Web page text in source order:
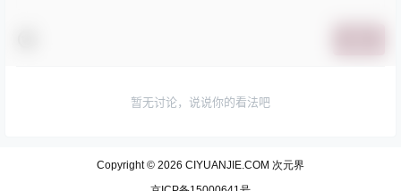
暂无讨论，说说你的看法吧
Copyright © 2026 CIYUANJIE.COM 次元界